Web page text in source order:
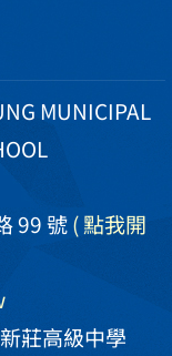
MUNICIPAL
99 號( 點我開
莊高級中學